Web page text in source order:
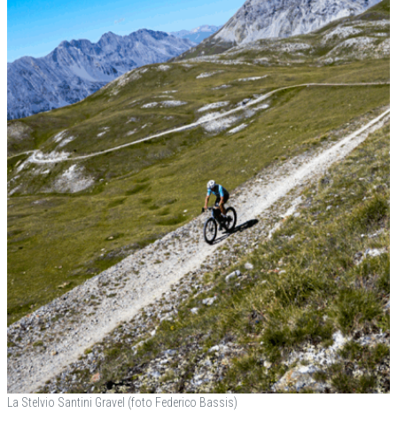
La Stelvio Santini Gravel (foto Federico Bassis)